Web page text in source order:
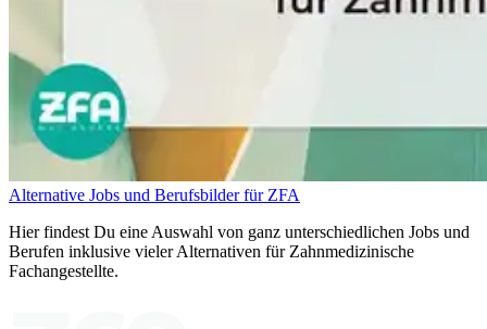
Alternative Jobs und Berufsbilder für ZFA
Hier findest Du eine Auswahl von ganz unterschiedlichen Jobs und
Berufen inklusive vieler Alternativen für Zahnmedizinische
Fachangestellte.